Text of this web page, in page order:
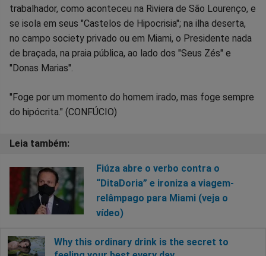
trabalhador, como aconteceu na Riviera de São Lourenço, e
se isola em seus "Castelos de Hipocrisia"; na ilha deserta,
no campo society privado ou em Miami, o Presidente nada
de braçada, na praia pública, ao lado dos "Seus Zés" e
"Donas Marias".
"Foge por um momento do homem irado, mas foge sempre
do hipócrita." (CONFÚCIO)
Fiúza abre o verbo contra o
“DitaDoria” e ironiza a viagem-
relâmpago para Miami (veja o
vídeo)